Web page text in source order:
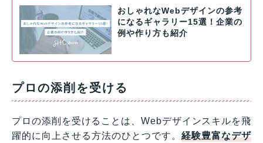
おしゃれなWebデザインの参考
になるギャラリー15選！企業の
例や作り方も紹介
プロの添削を受ける
プロの添削を受けることは、Webデザインスキルを飛
躍的に向上させる方法のひとつです。経験豊富なデザ